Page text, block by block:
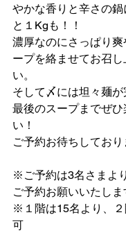
やかな香りと辛さの
と１Kgも！！
濃厚なのにさっぱり
ープを絡ませてお召し
い。
そして〆には坦々麺が
最後のスープまでぜひ
い！
ご予約お待ちしてお
※ご予約は3名さまよ
ご予約お願いいたしま
※１階は15名より、
可